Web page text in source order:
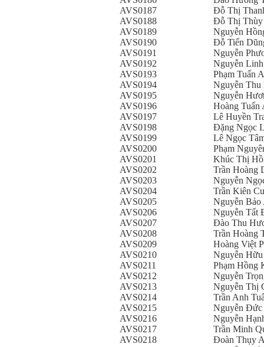
AVS0187
Đỗ Thị
AVS0188
Đỗ Thị
AVS0189
Nguyễn
AVS0190
Đỗ Tiến
AVS0191
Nguyễn
AVS0192
Nguyễn
AVS0193
Phạm Tuấn
AVS0194
Nguyễn Thu
AVS0195
Nguyễn
AVS0196
Hoàng Tuấn
AVS0197
Lê Huyền
AVS0198
Đặng Ngọc
AVS0199
Lê Ngọc
AVS0200
Phạm
AVS0201
Khúc Thị
AVS0202
Trần Hoàng
AVS0203
Nguyễn
AVS0204
Trần Kiên
AVS0205
Nguyễn Bảo
AVS0206
Nguyễn Tất
AVS0207
Đào Thu
AVS0208
Trần Hoàng
AVS0209
Hoàng Việt
AVS0210
Nguyễn
AVS0211
Phạm Hồng
AVS0212
Nguyễn
AVS0213
Nguyễn Thị
AVS0214
Trần Anh
AVS0215
Nguyễn Đức
AVS0216
Nguyễn
AVS0217
Trần Minh
AVS0218
Đoàn Thụy